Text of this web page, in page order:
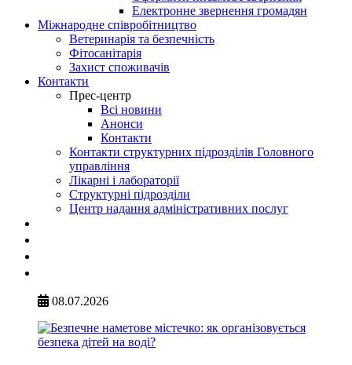
Електронне звернення громадян
Міжнародне співробітництво
Ветеринарія та безпечність
Фітосанітарія
Захист споживачів
Контакти
Прес-центр
Всі новини
Анонси
Контакти
Контакти структурних підрозділів Головного
управління
Лікарні і лабораторії
Структурні підрозділи
Центр надання адміністративних послуг
08.07.2026